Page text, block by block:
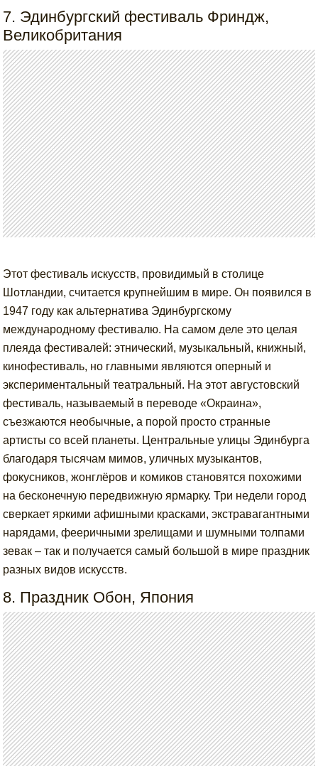
7. Эдинбургский фестиваль Фриндж,
Великобритания
Этот фестиваль искусств, провидимый в столице
Шотландии, считается крупнейшим в мире. Он появился в
1947 году как альтернатива Эдинбургскому
международному фестивалю. На самом деле это целая
плеяда фестивалей: этнический, музыкальный, книжный,
кинофестиваль, но главными являются оперный и
экспериментальный театральный. На этот августовский
фестиваль, называемый в переводе «Окраина»,
съезжаются необычные, а порой просто странные
артисты со всей планеты. Центральные улицы Эдинбурга
благодаря тысячам мимов, уличных музыкантов,
фокусников, жонглёров и комиков становятся похожими
на бесконечную передвижную ярмарку. Три недели город
сверкает яркими афишными красками, экстравагантными
нарядами, фееричными зрелищами и шумными толпами
зевак – так и получается самый большой в мире праздник
разных видов искусств.
8. Праздник Обон, Япония